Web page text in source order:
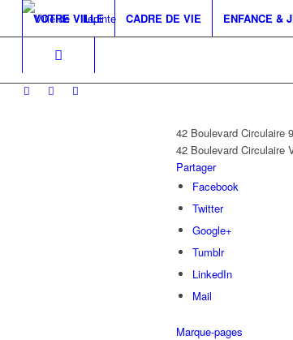
VOTRE VILLE CADRE DE VIE ENFANCE &
42 Boulevard Circulaire
42 Boulevard Circulaire
Partager
Facebook
Twitter
Google+
Tumblr
LinkedIn
Mail
Marque-pages